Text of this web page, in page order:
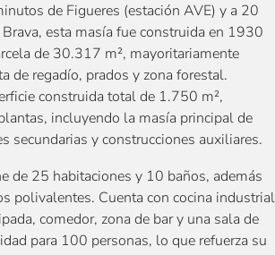
de Figueres (estación AVE) y a 20
esta masía fue construida en 1930
de 30.317 m², mayoritariamente
de regadío, prados y zona forestal.
construida total de 1.750 m²,
incluyendo la masía principal de
secundarias y construcciones auxiliares.
de 25 habitaciones y 10 baños, además
polivalentes. Cuenta con cocina industrial
comedor, zona de bar y una sala de
para 100 personas, lo que refuerza su